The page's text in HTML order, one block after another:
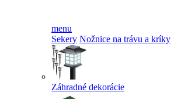
menu
Sekery Nožnice na trávu a kríky
Záhradné dekorácie